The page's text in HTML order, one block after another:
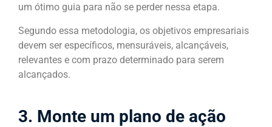
um ótimo guia para não se perder nessa etapa.
Segundo essa metodologia, os objetivos empresariais
devem ser específicos, mensuráveis, alcançáveis,
relevantes e com prazo determinado para serem
alcançados.
3. Monte um plano de ação